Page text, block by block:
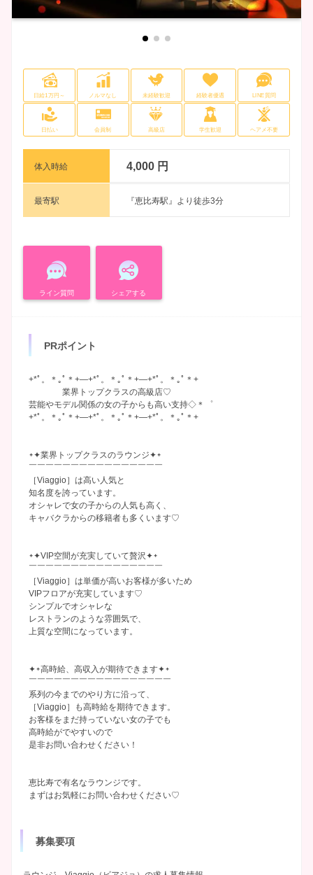
日給1万円～ ノルマなし 未経験歓迎 経験者優遇 LINE質問
日払い 会員制 高級店 学生歓迎 ヘアメ不要
体入時給 4,000 円
最寄駅 『恵比寿駅』より徒歩3分
ライン質問 シェアする
PRポイント
+*ﾟ。＊｡ﾟ＊+―+*ﾟ。＊｡ﾟ＊+―+*ﾟ。＊｡ﾟ＊+
業界トップクラスの高級店♡
芸能やモデル関係の女の子からも高い支持◇＊゜
+*ﾟ。＊｡ﾟ＊+―+*ﾟ。＊｡ﾟ＊+―+*ﾟ。＊｡ﾟ＊+
᛭✦業界トップクラスのラウンジ✦᛭
￣￣￣￣￣￣￣￣￣￣￣￣￣￣￣￣
［Viaggio］は高い人気と
知名度を誇っています。
オシャレで女の子からの人気も高く、
キャバクラからの移籍者も多くいます♡
᛭✦VIP空間が充実していて贅沢✦᛭
￣￣￣￣￣￣￣￣￣￣￣￣￣￣￣￣
［Viaggio］は単価が高いお客様が多いため
VIPフロアが充実しています♡
シンプルでオシャレな
レストランのような雰囲気で、
上質な空間になっています。
✦᛭高時給、高収入が期待できます✦᛭
￣￣￣￣￣￣￣￣￣￣￣￣￣￣￣￣￣
系列の今までのやり方に沿って、
［Viaggio］も高時給を期待できます。
お客様をまだ持っていない女の子でも
高時給がでやすいので
是非お問い合わせください！
恵比寿で有名なラウンジです。
まずはお気軽にお問い合わせください♡
募集要項